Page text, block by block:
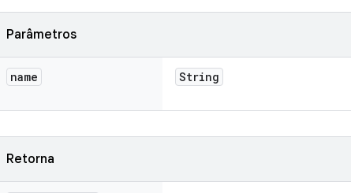
Parâmetros
name String
Retorna